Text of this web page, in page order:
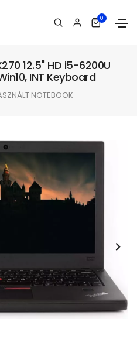
0
12.5" HD i5-6200U
INT Keyboard
NOTEBOOK